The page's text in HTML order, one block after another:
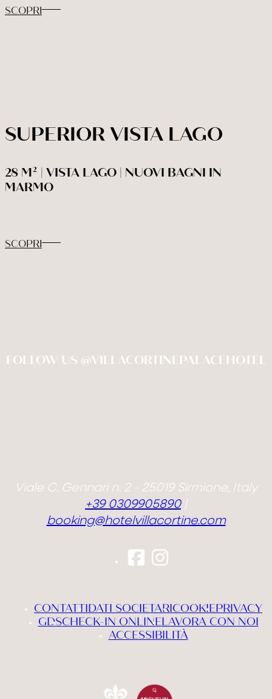
SCOPRI
SUPERIOR VISTA LAGO
28 M² | VISTA LAGO | NUOVI BAGNI IN
MARMO
SCOPRI
FOLLOW US @VILLACORTINEPALACEHOTEL
Viale C. Gennari n. 2 - 25019 Sirmione, Italy
+39 0309905890|
booking@hotelvillacortine.com
CONTATTIDATI SOCIETARICOOKIEPRIVACY
GDSCHECK-IN ONLINELAVORA CON NOI
ACCESSIBILITÀ